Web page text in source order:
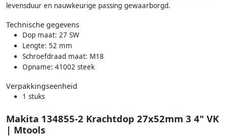
levensduur en nauwkeurige passing gewaarborgd.
Technische gegevens
Dop maat: 27 SW
Lengte: 52 mm
Schroefdraad maat: M18
Opname: 41002 steek
Verpakkingseenheid
1 stuks
Makita 134855-2 Krachtdop 27x52mm 3 4" VK
| Mtools